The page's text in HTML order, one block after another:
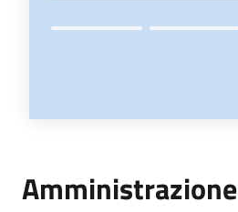
Amministrazione